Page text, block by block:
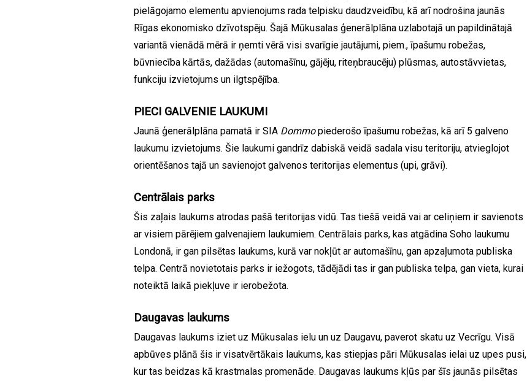
pielāgojamo elementu apvienojums rada telpisku daudzveidību, kā arī nodrošina jaunās
Rīgas ekonomisko dzīvotspēju. Šajā Mūkusalas ģenerālplāna uzlabotajā un papildinātajā
variantā vienādā mērā ir ņemti vērā visi svarīgie jautājumi, piem., īpašumu robežas,
būvniecība kārtās, dažādas (automašīnu, gājēju, riteņbraucēju) plūsmas, autostāvvietas,
funkciju izvietojums un ilgtspējība.
PIECI GALVENIE LAUKUMI
Jaunā ģenerālplāna pamatā ir SIA Dommopiederošo īpašumu robežas, kā arī 5 galveno
laukumu izvietojums. Šie laukumi gandrīz dabiskā veidā sadala visu teritoriju, atvieglojot
orientēšanos tajā un savienojot galvenos teritorijas elementus (upi, grāvi).
Centrālais parks
Šis zaļais laukums atrodas pašā teritorijas vidū. Tas tiešā veidā vai ar celiņiem ir savienots
ar visiem pārējiem galvenajiem laukumiem. Centrālais parks, kas atgādina Soho laukumu
Londonā, ir gan pilsētas laukums, kurā var nokļūt ar automašīnu, gan apzaļumota publiska
telpa. Centrā novietotais parks ir iežogots, tādējādi tas ir gan publiska telpa, gan vieta, kurai
noteiktā laikā piekļuve ir ierobežota.
Daugavas laukums
Daugavas laukums iziet uz Mūkusalas ielu un uz Daugavu, paverot skatu uz Vecrīgu. Visā
apbūves plānā šis ir visatvērtākais laukums, kas stiepjas pāri Mūkusalas ielai uz upes pusi,
kur tas beidzas kā krastmalas promenāde. Daugavas laukums kļūs par šīs jaunās pilsētas